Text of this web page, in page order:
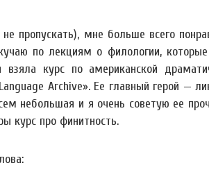
пропускать), мне больше всего
по лекциям о филологии,
курс по американской
Archive». Ее главный герой —
небольшая и я очень советую ее
курс про финитность.